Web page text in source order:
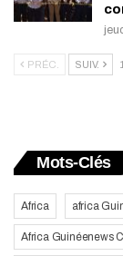
PRÉC. SUIV.
Mots-Clés
Africa africa
Africa Guinéenews